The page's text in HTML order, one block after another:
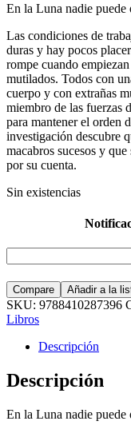
En la Luna nadie puede
Las condiciones de
duras y hay pocos
rompe cuando
mutilados. Todos con
cuerpo y con extrañas
miembro de las fuerzas
para mantener el orden
investigación descubre
macabros sucesos y
por su cuenta.
Sin existencias
Compare Añadir a la
SKU: 9788410287396
Libros
Descripción
Descripción
En la Luna nadie puede